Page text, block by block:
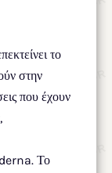
το
στην
που έχουν
Το